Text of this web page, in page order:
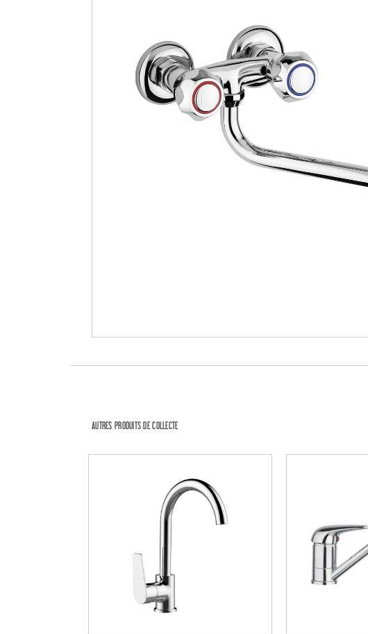
AUTRES PRODUITS DE COLLECTE